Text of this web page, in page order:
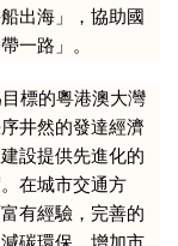
出海」，協助國
一路」。
標的粵港澳大灣
井然的發達經濟
設提供先進化的
在城市交通方
有經驗，完善的